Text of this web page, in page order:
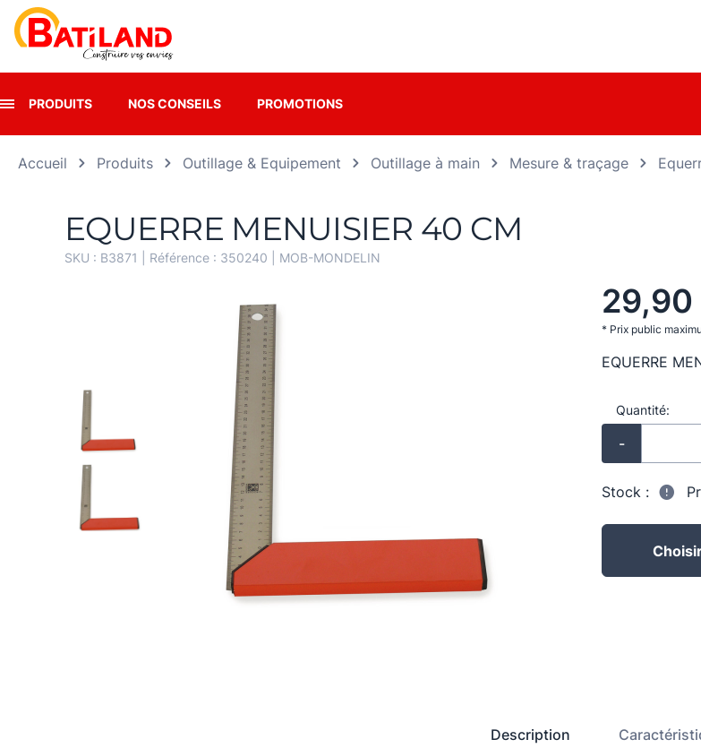
PRODUITS NOS CONSEILS PROMOTIONS
Accueil Produits Outillage & Equipement Outillage à main Mesure & traçage
EQUERRE MENUISIER 40 CM
SKU : B3871 | Référence : 350240 MOB-MONDELIN
29,90
* Prix public
EQUERRE
Quantité:
-
Stock :
Description
Panneau de gestion des cookies